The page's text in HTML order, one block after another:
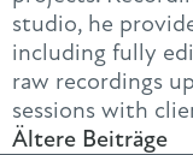
studio, he
including fully
raw recordings
sessions with
Ältere Beiträge